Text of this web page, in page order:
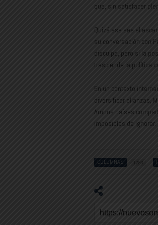
que, sin satisfacer
Quizá ese sea el
su conversación con
disculpa, pero sí la
trasciende la política
En un contexto
diversificar alianzas,
Ambos países
imposibles de ignorar.
COLUMNAS 1293